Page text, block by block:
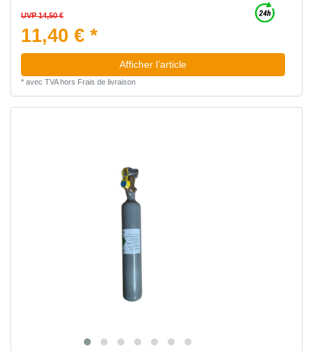
UVP 14,50 €
11,40 € *
Afficher l’article
* avec TVAhors Frais de livraison